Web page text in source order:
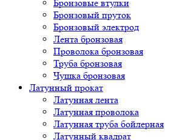
Бронзовые втулки
Бронзовый пруток
Бронзовый электрод
Лента бронзовая
Проволока бронзовая
Труба бронзовая
Чушка бронзовая
Латунный прокат
Латунная лента
Латунная проволока
Латунная труба бойлерная
Латунный квадрат